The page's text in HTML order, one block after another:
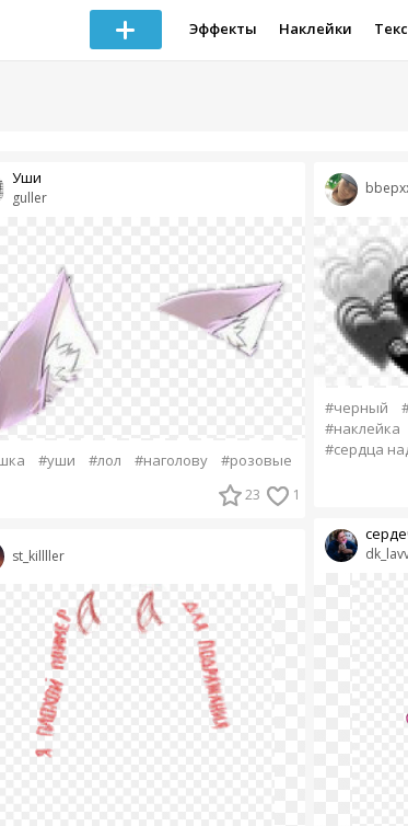
Эффекты Наклейки
guller
Уши
#уши #лол #наголову #розовые
23 1
st_killller
#черный
#наклейка
#сердца